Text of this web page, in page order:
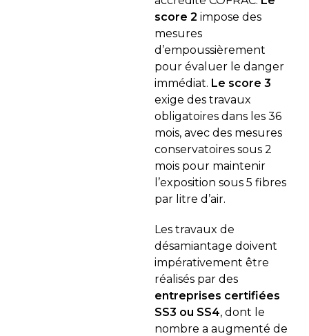
score 2 impose des
mesures
d’empoussièrement
pour évaluer le danger
immédiat. Le score 3
exige des travaux
obligatoires dans les 36
mois, avec des mesures
conservatoires sous 2
mois pour maintenir
l’exposition sous 5 fibres
par litre d’air.
Les travaux de
désamiantage doivent
impérativement être
réalisés par des
entreprises certifiées
SS3 ou SS4, dont le
nombre a augmenté de